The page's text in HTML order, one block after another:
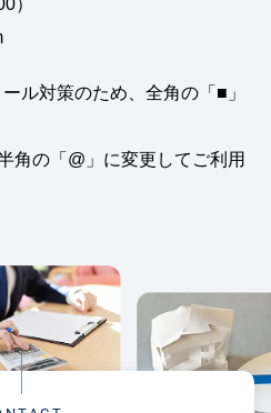
）
ル対策のため、全角の「■」
角の「@」に変更してご利用